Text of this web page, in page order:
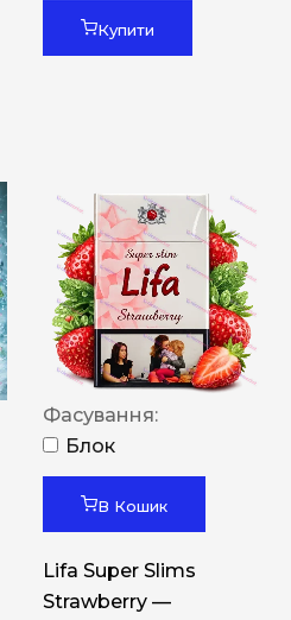
Купити
Фасування:
Блок
В Кошик
Lifa Super Slims
Strawberry —